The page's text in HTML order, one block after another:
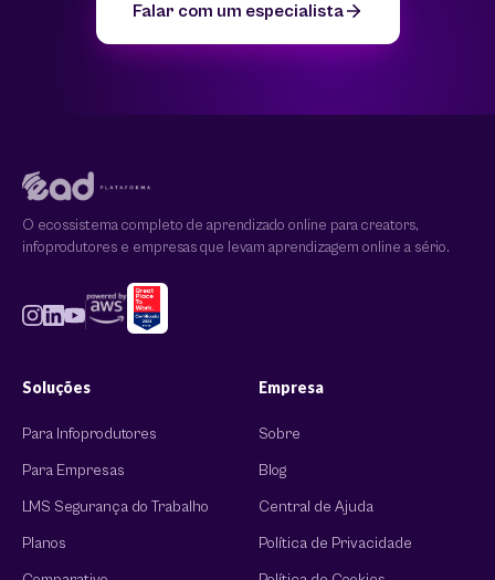
Falar com um especialista
O ecossistema completo de aprendizado online para creators,
infoprodutores e empresas que levam aprendizagem online a sério.
Soluções
Para Infoprodutores
Para Empresas
LMS Segurança do Trabalho
Planos
Empresa
Sobre
Blog
Central de Ajuda
Política de Privacidade